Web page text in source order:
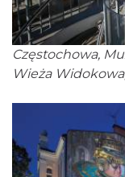
Częstochowa,
Wieża